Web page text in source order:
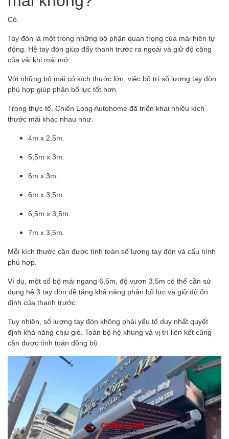
Có.
Tay đòn là một trong những bộ phận quan trọng của mái hiên tự
động. Hệ tay đòn giúp đẩy thanh trước ra ngoài và giữ độ căng
của vải khi mái mở.
Với những bộ mái có kích thước lớn, việc bố trí số lượng tay đòn
phù hợp giúp phân bổ lực tốt hơn.
Trong thực tế, Chiến Long Autohome đã triển khai nhiều kích
thước mái khác nhau như:
4m x 2,5m.
5,5m x 3m.
6m x 3m.
6m x 3,5m.
6,5m x 3,5m.
7m x 3,5m.
Mỗi kích thước cần được tính toán số lượng tay đòn và cấu hình
phù hợp.
Ví dụ, một số bộ mái ngang 6,5m, độ vươn 3,5m có thể cần sử
dụng hệ 3 tay đòn để tăng khả năng phân bổ lực và giữ độ ổn
định của thanh trước.
Tuy nhiên, số lượng tay đòn không phải yếu tố duy nhất quyết
định khả năng chịu gió. Toàn bộ hệ khung và vị trí liên kết cũng
cần được tính toán đồng bộ.